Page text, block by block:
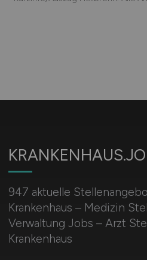
947 aktuelle
Krankenhaus – Medizin
Verwaltung Jobs – Arzt
Krankenhaus